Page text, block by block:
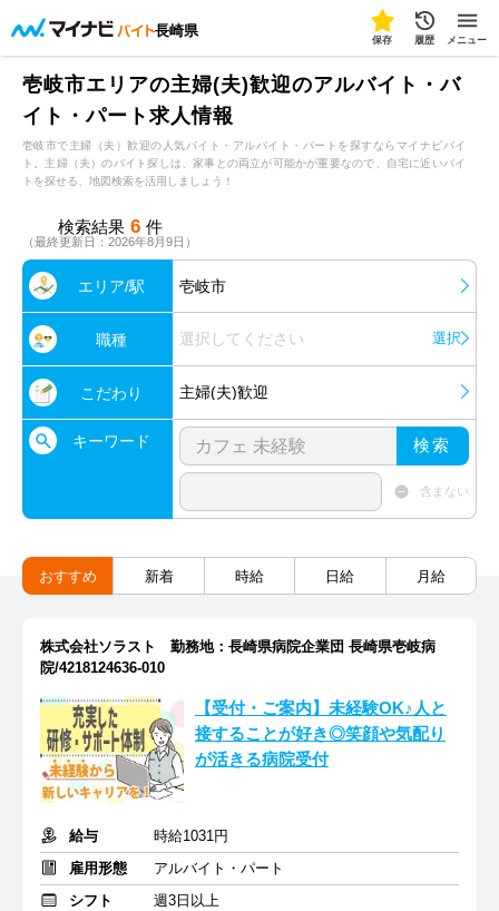
長崎県
保存 履歴 メニュー
壱岐市エリアの主婦(夫)歓迎のアルバイト・バ
イト・パート求人情報
壱岐市で主婦（夫）歓迎の人気バイト・アルバイト・パートを探すならマイナビバイ
ト。主婦（夫）のバイト探しは、家事との両立が可能かが重要なので、自宅に近いバイ
トを探せる、地図検索を活用しましょう！
検索結果 6 件
（最終更新日：2026年8月9日）
エリア/駅 壱岐市
職種 選択してください 選択
こだわり 主婦(夫)歓迎
キーワード 検索
含まない
おすすめ 新着 時給 日給 月給
株式会社ソラスト 勤務地：長崎県病院企業団 長崎県壱岐病
院/4218124636-010
【受付・ご案内】未経験OK♪人と
接することが好き◎笑顔や気配り
が活きる病院受付
給与
時給1031円
雇用形態
アルバイト・パート
シフト
週3日以上